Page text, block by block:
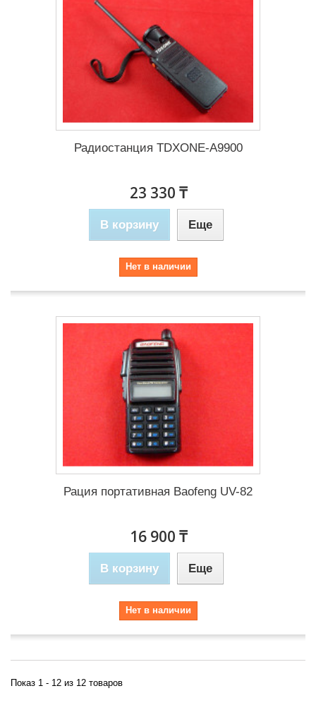
Радиостанция TDXONE-A9900
23 330 ₸
В корзину Еще
Нет в наличии
Рация портативная Baofeng UV-82
16 900 ₸
В корзину Еще
Нет в наличии
Показ 1 - 12 из 12 товаров